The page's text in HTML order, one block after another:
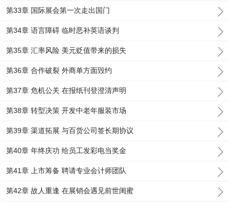
第33章 国际展会第一次走出国门
第34章 语言障碍 临时恶补英语谈判
第35章 汇率风险 美元贬值带来的损失
第36章 合作破裂 外商单方面毁约
第37章 危机公关 在报纸刊登澄清声明
第38章 转型决策 开发中老年服装市场
第39章 渠道拓展 与百货公司签长期协议
第40章 年终庆功 给员工发彩电当奖金
第41章 上市筹备 聘请专业会计师团队
第42章 故人重逢 在展销会遇见前世闺蜜